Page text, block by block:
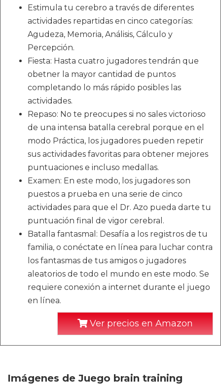
Estimula tu cerebro a través de diferentes
actividades repartidas en cinco categorías:
Agudeza, Memoria, Análisis, Cálculo y
Percepción.
Fiesta: Hasta cuatro jugadores tendrán que
obetner la mayor cantidad de puntos
completando lo más rápido posibles las
actividades.
Repaso: No te preocupes si no sales victorioso
de una intensa batalla cerebral porque en el
modo Práctica, los jugadores pueden repetir
sus actividades favoritas para obtener mejores
puntuaciones e incluso medallas.
Examen: En este modo, los jugadores son
puestos a prueba en una serie de cinco
actividades para que el Dr. Azo pueda darte tu
puntuación final de vigor cerebral.
Batalla fantasmal: Desafía a los registros de tu
familia, o conéctate en línea para luchar contra
los fantasmas de tus amigos o jugadores
aleatorios de todo el mundo en este modo. Se
requiere conexión a internet durante el juego
en línea.
Ver precios en Amazon
Imágenes de Juego brain training